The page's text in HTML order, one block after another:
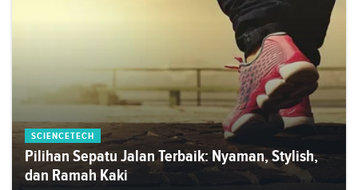
SCIENCETECH
Pilihan Sepatu Jalan Terbaik: Nyaman, Stylish,
dan Ramah Kaki